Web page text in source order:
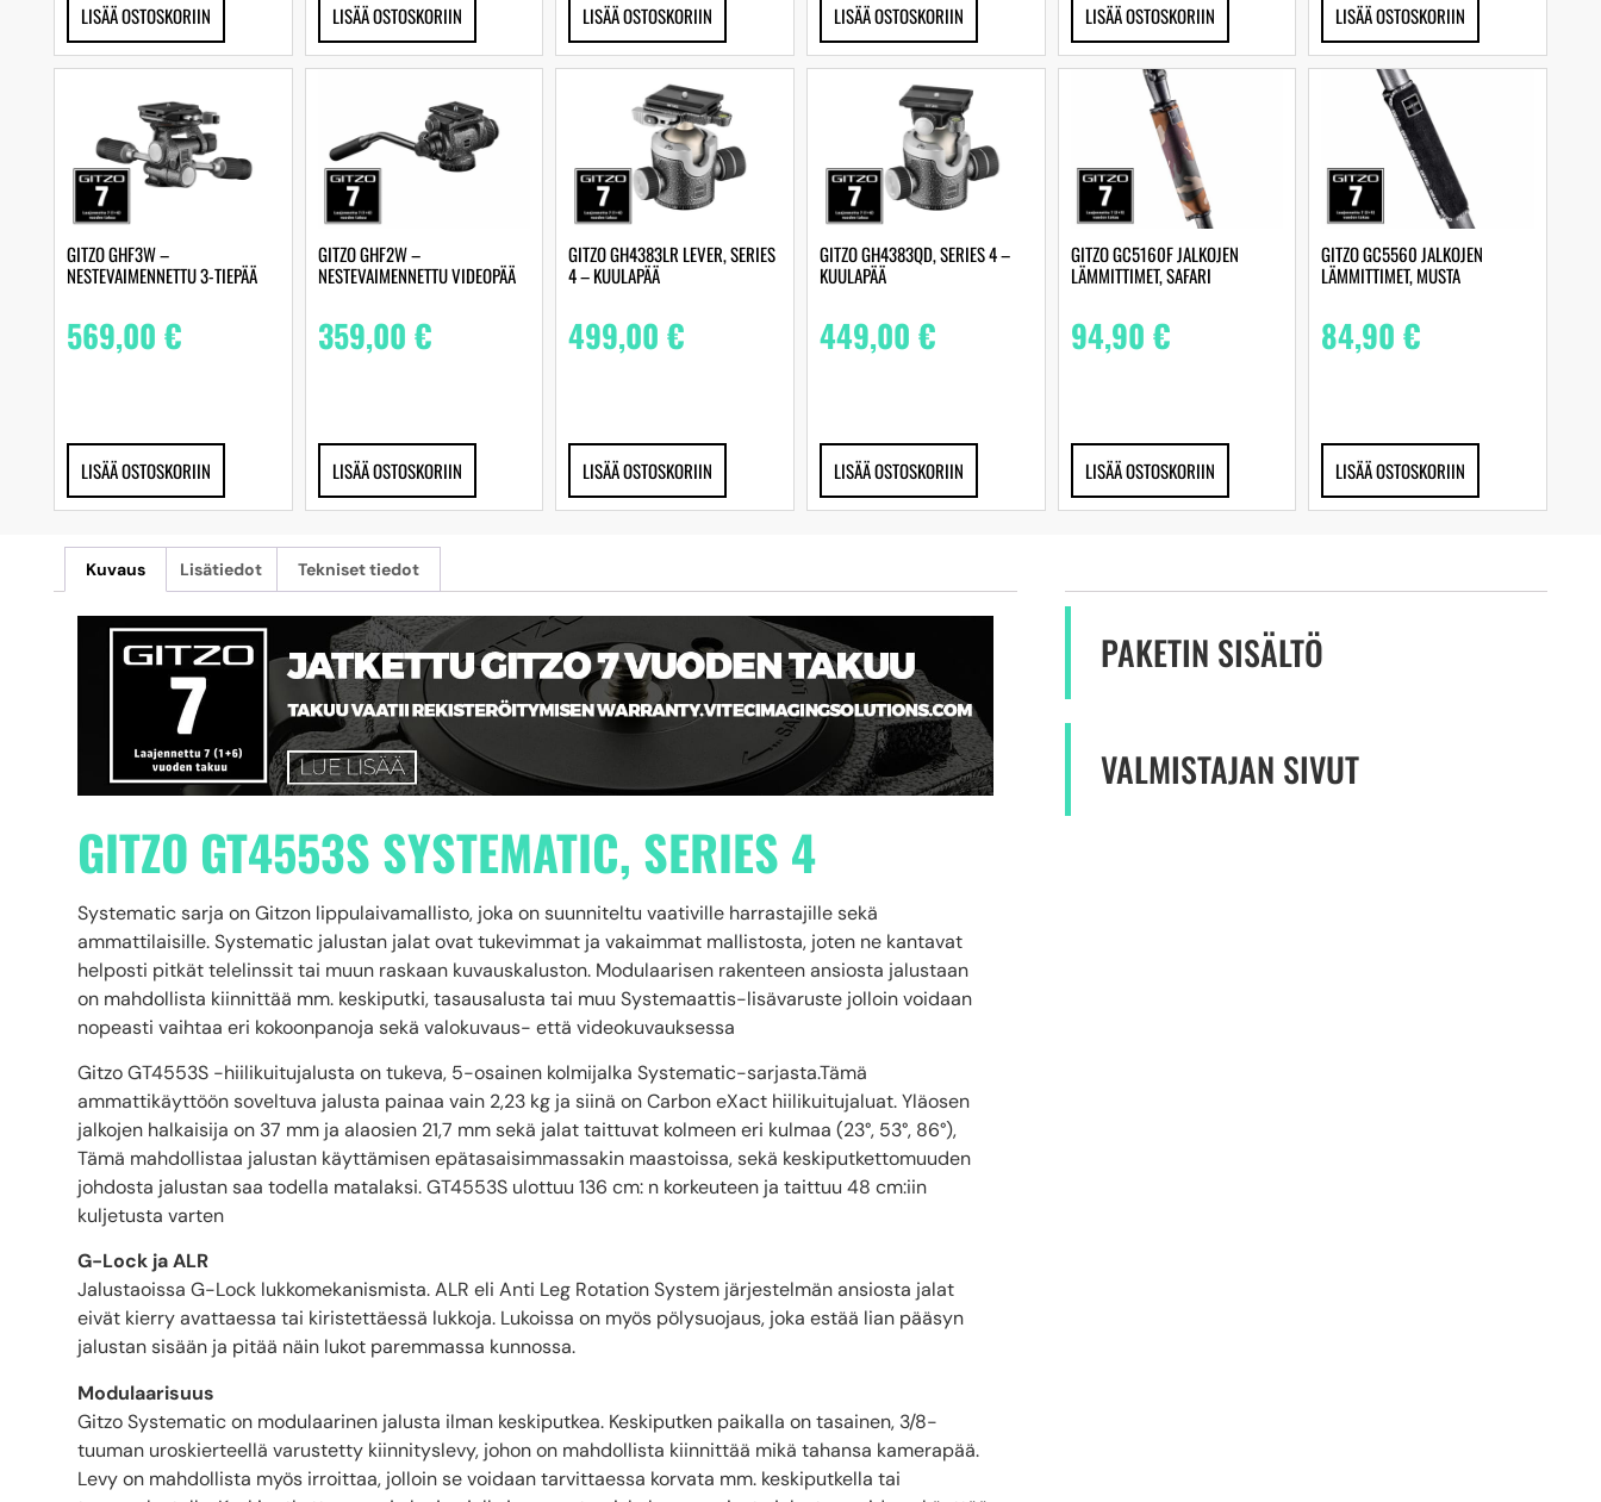
LISÄÄ OSTOSKORIIN LISÄÄ OSTOSKORIIN LISÄÄ OSTOSKORIIN LISÄÄ OSTOSKORIIN LISÄÄ OSTOSKORIIN LISÄÄ OSTOSKORIIN
GITZO GHF3W –
NESTEVAIMENNETTU 3-TIEPÄÄ
569,00 €
LISÄÄ OSTOSKORIIN
GITZO GHF2W –
NESTEVAIMENNETTU VIDEOPÄÄ
359,00 €
LISÄÄ OSTOSKORIIN
GITZO GH4383LR LEVER, SERIES
4 – KUULAPÄÄ
499,00€
LISÄÄ OSTOSKORIIN
GITZO GH4383QD, SERIES 4 –
KUULAPÄÄ
449,00 €
LISÄÄ OSTOSKORIIN
GITZO GC5160F JALKOJEN
LÄMMITTIMET, SAFARI
94,90 €
LISÄÄ OSTOSKORIIN
GITZO GC5560 JALKOJEN
LÄMMITTIMET, MUSTA
84,90€
LISÄÄ OSTOSKORIIN
Kuvaus Lisätiedot Tekniset tiedot
GITZO GT4553S SYSTEMATIC, SERIES 4
Systematic sarja on Gitzon lippulaivamallisto, joka on suunniteltu vaativille harrastajille sekä
ammattilaisille. Systematic jalustan jalat ovat tukevimmat ja vakaimmat mallistosta, joten ne kantavat
helposti pitkät telelinssit tai muun raskaan kuvauskaluston. Modulaarisen rakenteen ansiosta jalustaan
on mahdollista kiinnittää mm. keskiputki, tasausalusta tai muu Systemaattis-lisävaruste jolloin voidaan
nopeasti vaihtaa eri kokoonpanoja sekä valokuvaus- että videokuvauksessa
Gitzo GT4553S -hiilikuitujalusta on tukeva, 5-osainen kolmijalka Systematic-sarjasta.Tämä
ammattikäyttöön soveltuva jalusta painaa vain 2,23 kg ja siinä on Carbon eXact hiilikuitujaluat. Yläosen
jalkojen halkaisija on 37 mm ja alaosien 21,7 mm sekä jalat taittuvat kolmeen eri kulmaa (23°, 53°, 86°),
Tämä mahdollistaa jalustan käyttämisen epätasaisimmassakin maastoissa, sekä keskiputkettomuuden
johdosta jalustan saa todella matalaksi. GT4553S ulottuu 136 cm: n korkeuteen ja taittuu 48 cm:iin
kuljetusta varten
G-Lock ja ALR
Jalustaoissa G-Lock lukkomekanismista. ALR eli Anti Leg Rotation System järjestelmän ansiosta jalat
eivät kierry avattaessa tai kiristettäessä lukkoja. Lukoissa on myös pölysuojaus, joka estää lian pääsyn
jalustan sisään ja pitää näin lukot paremmassa kunnossa.
Modulaarisuus
Gitzo Systematic on modulaarinen jalusta ilman keskiputkea. Keskiputken paikalla on tasainen, 3/8-
tuuman uroskierteellä varustetty kiinnityslevy, johon on mahdollista kiinnittää mikä tahansa kamerapää.
Levy on mahdollista myös irroittaa, jolloin se voidaan tarvittaessa korvata mm. keskiputkella tai
PAKETIN SISÄLTÖ
VALMISTAJAN SIVUT